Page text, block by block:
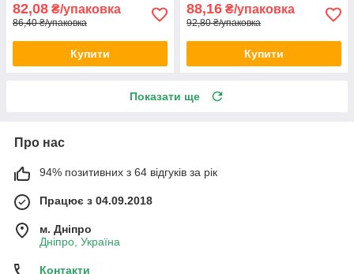
82,08 ₴/упаковка
86,40 ₴/упаковка
Купити
88,16 ₴/упаковка
92,80 ₴/упаковка
Купити
Показати ще
Про нас
94% позитивних з 64 відгуків за рік
Працює з 04.09.2018
м. Дніпро
Дніпро, Україна
Контакти